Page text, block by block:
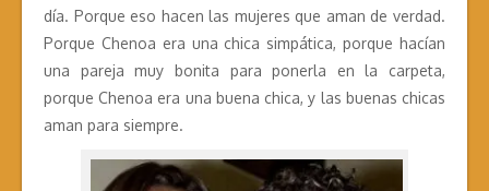
día. Porque eso hacen las mujeres que aman de verdad.
Porque Chenoa era una chica simpática, porque hacían
una pareja muy bonita para ponerla en la carpeta,
porque Chenoa era una buena chica, y las buenas chicas
aman para siempre.